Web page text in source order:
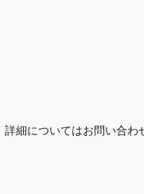
細についてはお問い合わ